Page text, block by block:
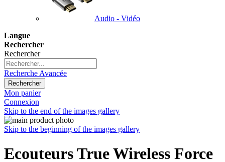
Audio - Vidéo
Langue
Rechercher
Rechercher
Recherche Avancée
Rechercher
Mon panier
Connexion
Skip to the end of the images gallery
Skip to the beginning of the images gallery
Ecouteurs True Wireless Force